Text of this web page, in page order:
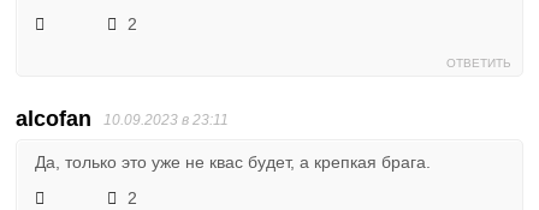
2
ОТВЕТИТЬ
alcofan 10.09.2023 в 23:11
Да, только это уже не квас будет, а крепкая брага.
2